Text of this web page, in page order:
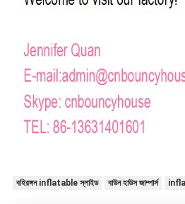
বহিরঙ্গন inflatable স্লাইড বাউন হাউস জাম্পার্স